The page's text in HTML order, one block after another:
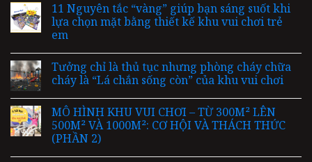
11 Nguyên tắc “vàng” giúp bạn sáng suốt khi
lựa chọn mặt bằng thiết kế khu vui chơi trẻ
em
Tưởng chỉ là thủ tục nhưng phòng cháy chữa
cháy là “Lá chắn sống còn” của khu vui chơi
MÔ HÌNH KHU VUI CHƠI – TỪ 300M² LÊN
500M² VÀ 1000M²: CƠ HỘI VÀ THÁCH THỨC
(PHẦN 2)